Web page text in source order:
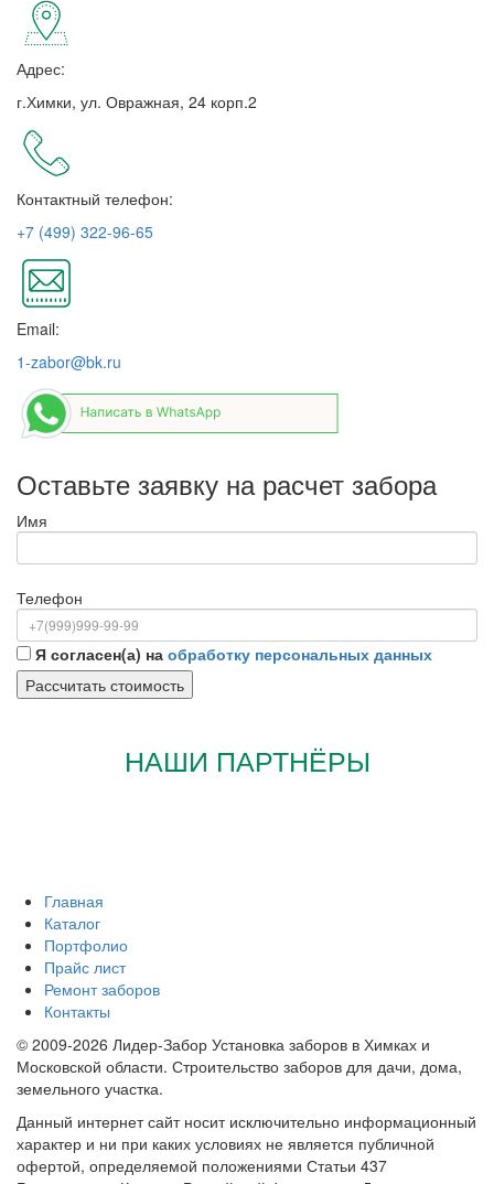
Адрес:
г.Химки, ул. Овражная, 24 корп.2
Контактный телефон:
+7 (499) 322-96-65
Email:
1-zabor@bk.ru
Оставьте заявку на расчет забора
Имя
Телефон
Я согласен(а) на обработку персональных данных
НАШИ ПАРТНЁРЫ
Главная
Каталог
Портфолио
Прайс лист
Ремонт заборов
Контакты
© 2009-2026 Лидер-Забор Установка заборов в Химках и
Московской области. Строительство заборов для дачи, дома,
земельного участка.
Данный интернет сайт носит исключительно информационный
характер и ни при каких условиях не является публичной
офертой, определяемой положениями Статьи 437